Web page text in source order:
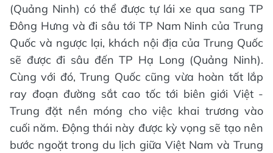
(Quảng Ninh) có thể được tự lái xe qua sang TP
Đông Hưng và đi sâu tới TP Nam Ninh của Trung
Quốc và ngược lại, khách nội địa của Trung Quốc
sẽ được đi sâu đến TP Hạ Long (Quảng Ninh).
Cùng với đó, Trung Quốc cũng vừa hoàn tất lắp
ray đoạn đường sắt cao tốc tới biên giới Việt -
Trung đặt nền móng cho việc khai trương vào
cuối năm. Động thái này được kỳ vọng sẽ tạo nên
bước ngoặt trong du lịch giữa Việt Nam và Trung